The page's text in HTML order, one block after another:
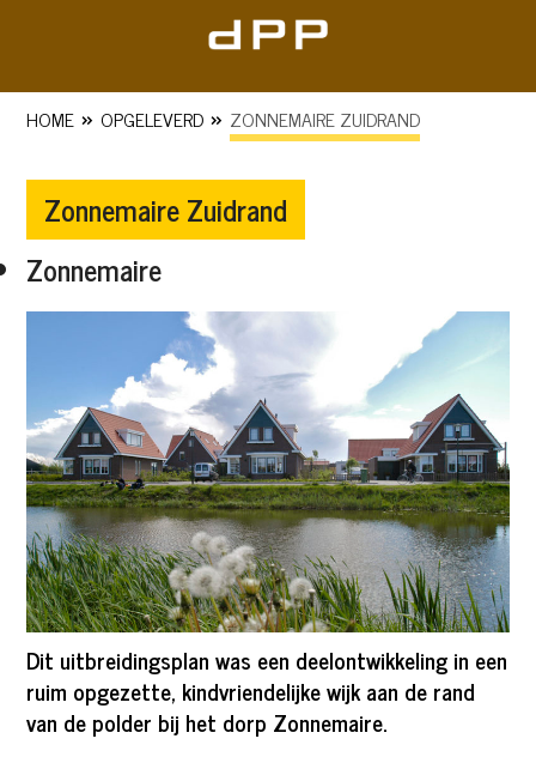
HOME » OPGELEVERD » ZONNEMAIRE ZUIDRAND
Zonnemaire Zuidrand
Zonnemaire
Dit uitbreidingsplan was een deelontwikkeling in een
ruim opgezette, kindvriendelijke wijk aan de rand
van de polder bij het dorp Zonnemaire.